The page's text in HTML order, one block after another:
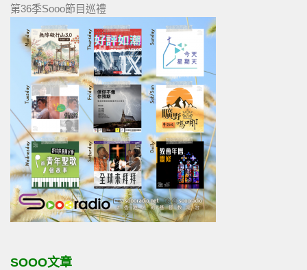
第36季Sooo節目巡禮
SOOO文章